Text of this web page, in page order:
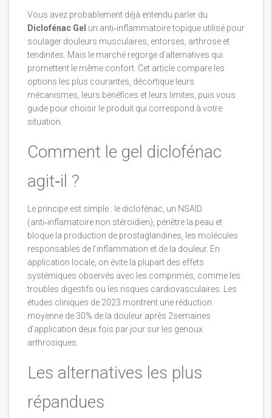
Vous avez probablement déjà entendu parler du
Diclofénac Gel un anti‑inflammatoire topique utilisé pour
soulager douleurs musculaires, entorses, arthrose et
tendinites. Mais le marché regorge d’alternatives qui
promettent le même confort. Cet article compare les
options les plus courantes, décortique leurs
mécanismes, leurs bénéfices et leurs limites, puis vous
guide pour choisir le produit qui correspond à votre
situation.
Comment le gel diclofénac
agit‑il ?
Le principe est simple : le diclofénac, un NSAID
(anti‑inflamatoire non stéroïdien), pénètre la peau et
bloque la production de prostaglandines, les molécules
responsables de l’inflammation et de la douleur. En
application locale, on évite la plupart des effets
systémiques observés avec les comprimés, comme les
troubles digestifs ou les risques cardiovasculaires. Les
études cliniques de 2023 montrent une réduction
moyenne de 30% de la douleur après 2semaines
d’application deux fois par jour sur les genoux
arthrosiques.
Les alternatives les plus
répandues